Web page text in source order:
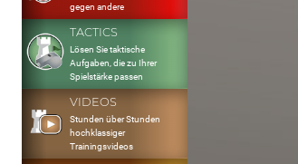
gegen andere
TACTICS
Lösen Sie taktische
Aufgaben, die zu Ihrer
Spielstärke passen
VIDEOS
Stunden über Stunden
hochklassiger
Trainingsvideos